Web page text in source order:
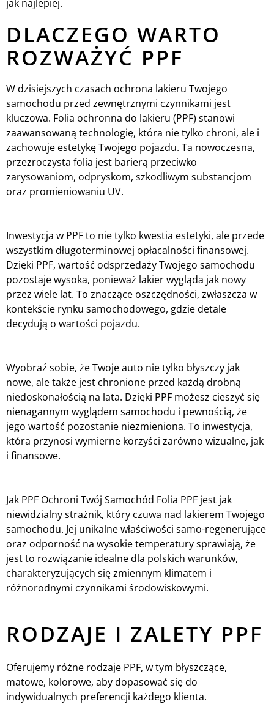
jak najlepiej.
DLACZEGO WARTO
ROZWAŻYĆ PPF
W dzisiejszych czasach ochrona lakieru Twojego
samochodu przed zewnętrznymi czynnikami jest
kluczowa. Folia ochronna do lakieru (PPF) stanowi
zaawansowaną technologię, która nie tylko chroni, ale i
zachowuje estetykę Twojego pojazdu. Ta nowoczesna,
przezroczysta folia jest barierą przeciwko
zarysowaniom, odpryskom, szkodliwym substancjom
oraz promieniowaniu UV.
Inwestycja w PPF to nie tylko kwestia estetyki, ale przede
wszystkim długoterminowej opłacalności finansowej.
Dzięki PPF, wartość odsprzedaży Twojego samochodu
pozostaje wysoka, ponieważ lakier wygląda jak nowy
przez wiele lat. To znaczące oszczędności, zwłaszcza w
kontekście rynku samochodowego, gdzie detale
decydują o wartości pojazdu.
Wyobraź sobie, że Twoje auto nie tylko błyszczy jak
nowe, ale także jest chronione przed każdą drobną
niedoskonałością na lata. Dzięki PPF możesz cieszyć się
nienagannym wyglądem samochodu i pewnością, że
jego wartość pozostanie niezmieniona. To inwestycja,
która przynosi wymierne korzyści zarówno wizualne, jak
i finansowe.
Jak PPF Ochroni Twój Samochód Folia PPF jest jak
niewidzialny strażnik, który czuwa nad lakierem Twojego
samochodu. Jej unikalne właściwości samo-regenerujące
oraz odporność na wysokie temperatury sprawiają, że
jest to rozwiązanie idealne dla polskich warunków,
charakteryzujących się zmiennym klimatem i
różnorodnymi czynnikami środowiskowymi.
RODZAJE I ZALETY PPF
Oferujemy różne rodzaje PPF, w tym błyszczące,
matowe, kolorowe, aby dopasować się do
indywidualnych preferencji każdego klienta.